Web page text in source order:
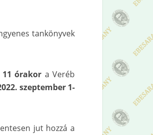
tankönyvek
11 órakor a Veréb
szeptember 1-
jut hozzá a